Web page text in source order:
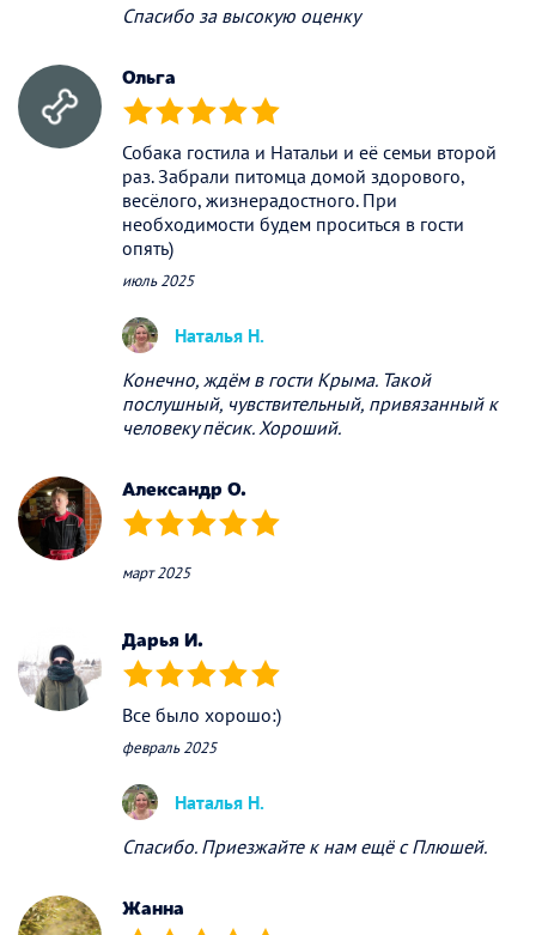
Спасибо за высокую оценку
Ольга
(*) (*) (*) (*) (*)
Собака гостила и Натальи и её семьи второй
раз. Забрали питомца домой здорового,
весёлого, жизнерадостного. При
необходимости будем проситься в гости
опять)
июль 2025
Наталья Н.
Конечно, ждём в гости Крыма. Такой
послушный, чувствительный, привязанный к
человеку пёсик. Хороший.
Александр О.
(*) (*) (*) (*) (*)
март 2025
Дарья И.
(*) (*) (*) (*) (*)
Все было хорошо:)
февраль 2025
Наталья Н.
Спасибо. Приезжайте к нам ещё с Плюшей.
Жанна